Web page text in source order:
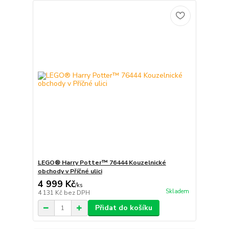
LEGO® Harry Potter™ 76444 Kouzelnické
obchody v Příčné ulici
4 999 Kč/ks
4 131 Kč bez DPH Skladem
Přidat do košíku